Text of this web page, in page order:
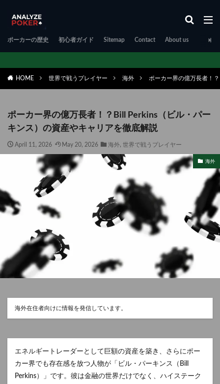
ポーカーの歴史 初心者ガイド Sitemap Contact About us
HOME 世界で戦うプレイヤー 海外 ポーカー界の億万長者！
ポーカー界の億万長者！？Bill Perkins（ビル・パー
キンス）の資産やキャリアを徹底解説
April 11, 2026 May 20, 2026 海外, 世界で戦うプレイヤー
海外
海外在住者向けに情報を発信しています。
エネルギートレーダーとして巨額の資産を築き、さらにポー
カー界でも存在感を放つ人物が「ビル・パーキンス（Bill
Perkins）」です。彼は金融の世界だけでなく、ハイステーク